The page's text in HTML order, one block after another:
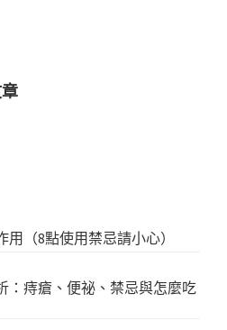
（8點使用禁忌請小心）
：痔瘡、便祕、禁忌與怎麼吃